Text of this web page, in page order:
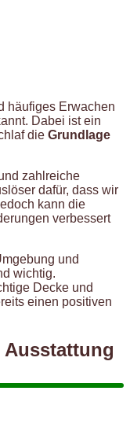
häufiges Erwachen
Dabei ist ein
die Grundlage
zahlreiche
dafür, dass wir
kann die
verbessert
und
wichtig.
Decke und
einen positiven
Ausstattung